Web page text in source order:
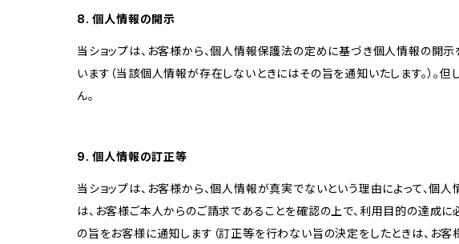
8. 個人情報の開示
当ショップは、お客様から、個人情報保護法の定めに基づき個人情報の開
います（当該個人情報が存在しないときにはその旨を通知いたします。）。
ん。
9. 個人情報の訂正等
当ショップは、お客様から、個人情報が真実でないという理由によって、個
は、お客様ご本人からのご請求であることを確認の上で、利用目的の達成
の旨をお客様に通知します（訂正等を行わない旨の決定をしたときは、お客